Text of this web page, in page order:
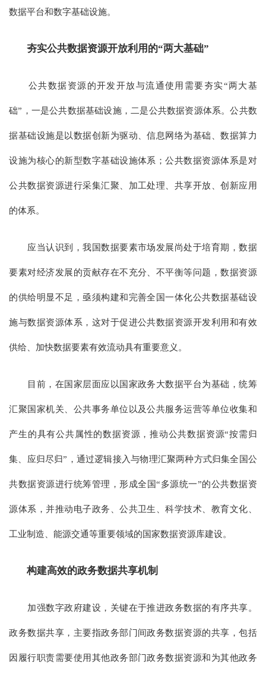
数据平台和数字基础设施。
夯实公共数据资源开放利用的“两大基础”
公共数据资源的开发开放与流通使用需要夯实“两大基
础”，一是公共数据基础设施，二是公共数据资源体系。公共数
据基础设施是以数据创新为驱动、信息网络为基础、数据算力
设施为核心的新型数字基础设施体系；公共数据资源体系是对
公共数据资源进行采集汇聚、加工处理、共享开放、创新应用
的体系。
应当认识到，我国数据要素市场发展尚处于培育期，数据
要素对经济发展的贡献存在不充分、不平衡等问题，数据资源
的供给明显不足，亟须构建和完善全国一体化公共数据基础设
施与数据资源体系，这对于促进公共数据资源开发利用和有效
供给、加快数据要素有效流动具有重要意义。
目前，在国家层面应以国家政务大数据平台为基础，统筹
汇聚国家机关、公共事务单位以及公共服务运营等单位收集和
产生的具有公共属性的数据资源，推动公共数据资源“按需归
集、应归尽归”，通过逻辑接入与物理汇聚两种方式归集全国公
共数据资源进行统筹管理，形成全国“多源统一”的公共数据资
源体系，并推动电子政务、公共卫生、科学技术、教育文化、
工业制造、能源交通等重要领域的国家数据资源库建设。
构建高效的政务数据共享机制
加强数字政府建设，关键在于推进政务数据的有序共享。
政务数据共享，主要指政务部门间政务数据资源的共享，包括
因履行职责需要使用其他政务部门政务数据资源和为其他政务